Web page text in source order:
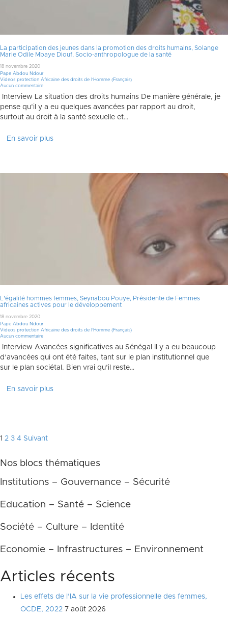
La participation des jeunes dans la promotion des droits humains, Solange
Marie Odile Mbaye Diouf, Socio-anthropologue de la santé
18 novembre 2020
Pape Abdou Ndour
Videos protection Africaine des droits de l'Homme (Français)
Aucun commentaire
Interview La situation des droits humains De manière générale, je
pense qu’il y a eu quelques avancées par rapport au droit,
surtout au droit à la santé sexuelle et…
En savoir plus
L’égalité hommes femmes, Seynabou Pouye, Présidente de Femmes
africaines actives pour le développement
18 novembre 2020
Pape Abdou Ndour
Videos protection Africaine des droits de l'Homme (Français)
Aucun commentaire
Interview Avancées significatives au Sénégal Il y a eu beaucoup
d’avancées qui ont été faites, tant sur le plan institutionnel que
sur le plan sociétal. Bien vrai qu’il reste…
En savoir plus
Pagination
des
publications
1 2 3 4 Suivant
Nos blocs thématiques
Institutions – Gouvernance – Sécurité
Education – Santé – Science
Société – Culture – Identité
Economie – Infrastructures – Environnement
Articles récents
Les effets de l’IA sur la vie professionnelle des femmes,
OCDE, 2022 7 août 2026